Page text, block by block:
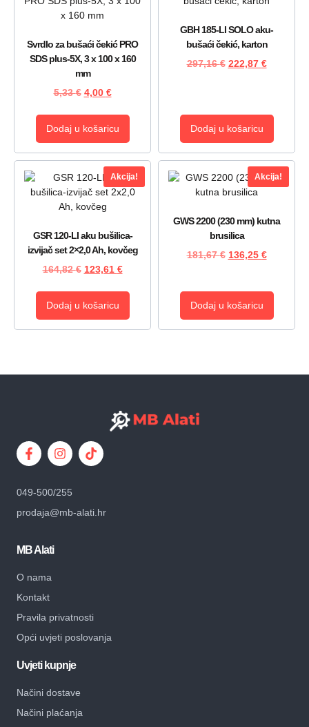
Svrdlo za bušaći čekić PRO
SDS plus-5X, 3 x 100 x 160
mm
5,33€ 4,00 €
Dodaj u košaricu
GBH 185-LI SOLO aku-
bušaći čekić, karton
297,16€ 222,87 €
Dodaj u košaricu
Akcija!
GSR 120-LI aku bušilica-
izvijač set 2×2,0 Ah, kovčeg
164,82€ 123,61 €
Dodaj u košaricu
Akcija!
GWS 2200 (230 mm) kutna
brusilica
181,67€ 136,25 €
Dodaj u košaricu
049-500/255
prodaja@mb-alati.hr
MB Alati
O nama
Kontakt
Pravila privatnosti
Opći uvjeti poslovanja
Uvjeti kupnje
Načini dostave
Načini plaćanja